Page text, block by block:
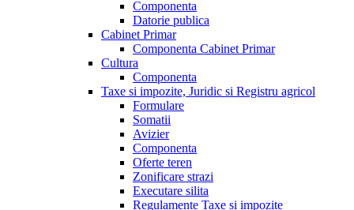
Componenta
Datorie publica
Cabinet Primar
Componenta Cabinet Primar
Cultura
Componenta
Taxe si impozite, Juridic si Registru agricol
Formulare
Somatii
Avizier
Componenta
Oferte teren
Zonificare strazi
Executare silita
Regulamente Taxe si impozite